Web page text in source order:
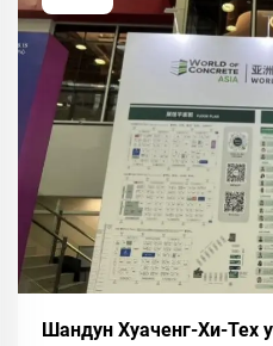
Шандун Хуаченг-Хи-Тех